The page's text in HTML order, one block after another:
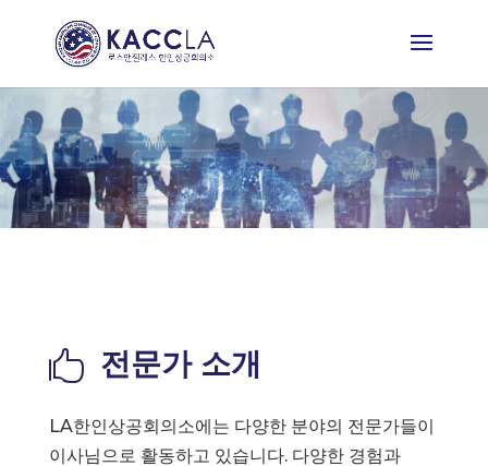
 전문가 소개
LA한인상공회의소에는 다양한 분야의 전문가들이
이사님으로 활동하고 있습니다. 다양한 경험과